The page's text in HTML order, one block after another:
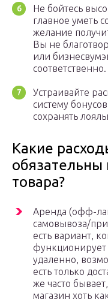
Не бойтесь
главное уметь
желание
Вы не
или
соответственно.
Устраивайте
систему
сохранять
Какие
обязательны
товара?
Аренда (офф-
самовывоза/
есть вариант,
функционирует
удаленно,
есть только
же часто
магазин хоть